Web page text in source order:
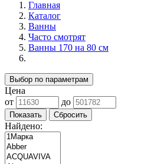
Главная
Каталог
Ванны
Часто смотрят
Ванны 170 на 80 см
Выбор по параметрам
Цена
от
до
Найдено: